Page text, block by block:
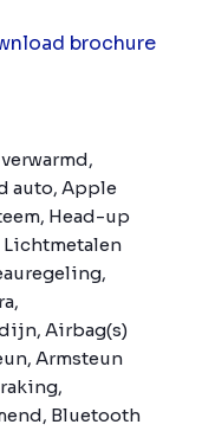
brochure
auto, Apple
Head-up
Lichtmetalen
Airbag(s)
Armsteun
Bluetooth